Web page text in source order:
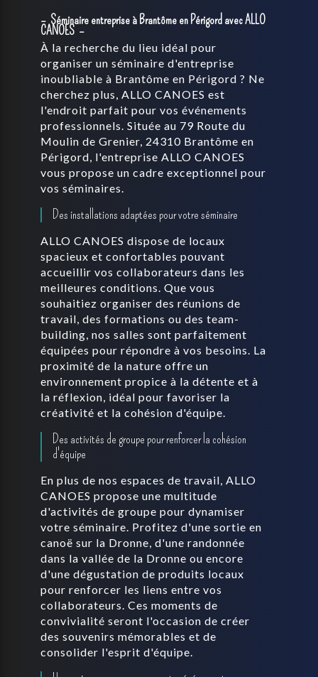
Séminaire entreprise à Brantôme en Périgord avec ALLO
CANOES
À la recherche du lieu idéal pour
organiser un séminaire d'entreprise
inoubliable à Brantôme en Périgord ? Ne
cherchez plus, ALLO CANOES est
l'endroit parfait pour vos événements
professionnels. Située au 79 Route du
Moulin de Grenier, 24310 Brantôme en
Périgord, l'entreprise ALLO CANOES
vous propose un cadre exceptionnel pour
vos séminaires.
Des installations adaptées pour votre séminaire
ALLO CANOES dispose de locaux
spacieux et confortables pouvant
accueillir vos collaborateurs dans les
meilleures conditions. Que vous
souhaitiez organiser des réunions de
travail, des formations ou des team-
building, nos salles sont parfaitement
équipées pour répondre à vos besoins. La
proximité de la nature offre un
environnement propice à la détente et à
la réflexion, idéal pour favoriser la
créativité et la cohésion d'équipe.
Des activités de groupe pour renforcer la cohésion
d'équipe
En plus de nos espaces de travail, ALLO
CANOES propose une multitude
d'activités de groupe pour dynamiser
votre séminaire. Profitez d'une sortie en
canoë sur la Dronne, d'une randonnée
dans la vallée de la Dronne ou encore
d'une dégustation de produits locaux
pour renforcer les liens entre vos
collaborateurs. Ces moments de
convivialité seront l'occasion de créer
des souvenirs mémorables et de
consolider l'esprit d'équipe.